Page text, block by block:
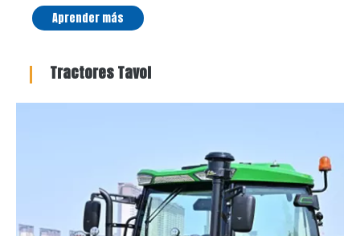
Aprender más
Tractores Tavol